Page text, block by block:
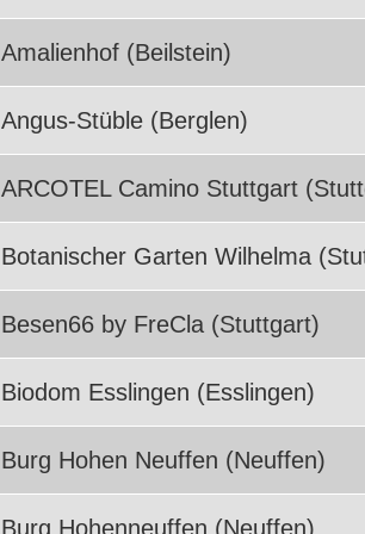
Amalienhof (Beilstein)
Angus-Stüble (Berglen)
ARCOTEL Camino Stuttgart
Botanischer Garten Wilhelma
Besen66 by FreCla (Stuttgart)
Biodom Esslingen (Esslingen)
Burg Hohen Neuffen (Neuffen)
Burg Hohenneuffen (Neuffen)